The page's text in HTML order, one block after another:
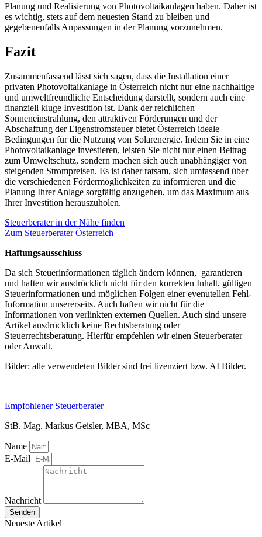
Planung und Realisierung von Photovoltaikanlagen haben. Daher ist
es wichtig, stets auf dem neuesten Stand zu bleiben und
gegebenenfalls Anpassungen in der Planung vorzunehmen.
Fazit
Zusammenfassend lässt sich sagen, dass die Installation einer
privaten Photovoltaikanlage in Österreich nicht nur eine nachhaltige
und umweltfreundliche Entscheidung darstellt, sondern auch eine
finanziell kluge Investition ist. Dank der reichlichen
Sonneneinstrahlung, den attraktiven Förderungen und der
Abschaffung der Eigenstromsteuer bietet Österreich ideale
Bedingungen für die Nutzung von Solarenergie. Indem Sie in eine
Photovoltaikanlage investieren, leisten Sie nicht nur einen Beitrag
zum Umweltschutz, sondern machen sich auch unabhängiger von
steigenden Strompreisen. Es ist daher ratsam, sich umfassend über
die verschiedenen Fördermöglichkeiten zu informieren und die
Planung Ihrer Anlage sorgfältig anzugehen, um das Maximum aus
Ihrer Investition herauszuholen.
Steuerberater in der Nähe finden
Zum Steuerberater Österreich
Haftungsausschluss
Da sich Steuerinformationen täglich ändern können, garantieren
und haften wir ausdrücklich nicht für den korrekten Inhalt, gültigen
Steuerinformationen und möglichen Folgen einer evenutellen Fehl-
Information unsererseits. Auch haften wir nicht für die
Informationen von verlinkten externen Quellen. Auch sind unsere
Artikel ausdrücklich keine Rechtsberatung oder
Steuerrechtsberatung. Hierfür empfehlen wir einen Steuerberater
oder Anwalt.
Bilder: alle verwendeten Bilder sind frei lizenziert bzw. AI Bilder.
Empfohlener Steuerberater
StB. Mag. Markus Geisler, MBA, MSc
Name
E-Mail
Nachricht
Senden
Neueste Artikel